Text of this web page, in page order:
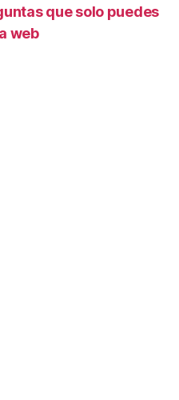
que solo puedes
web